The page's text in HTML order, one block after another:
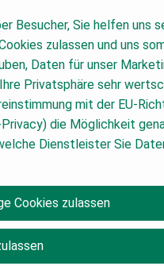
Spüle, Herd, Ceranfeld,
Besteck
und Motorrad, sowie
beim Auto
Besucher, Sie helfen uns
zulassen und uns
Daten für unser
Privatsphäre sehr
mit der EU-
die Möglichkeit
Dienstleister Sie
Cookies zulassen